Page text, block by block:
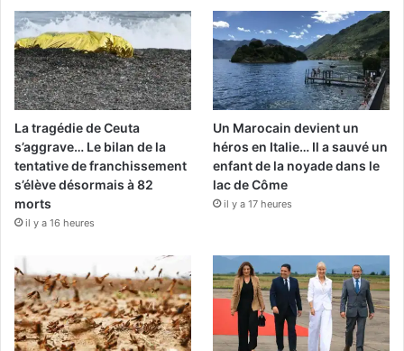
La tragédie de Ceuta
s’aggrave… Le bilan de la
tentative de franchissement
s’élève désormais à 82
morts
il y a 16 heures
Un Marocain devient un
héros en Italie… Il a sauvé un
enfant de la noyade dans le
lac de Côme
il y a 17 heures